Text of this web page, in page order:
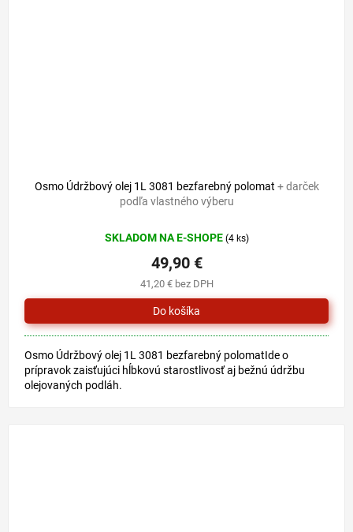
Osmo Údržbový olej 1L 3081 bezfarebný polomat + darček
podľa vlastného výberu
SKLADOM NA E-SHOPE (4 ks)
41,20 € bez DPH
49,90 €
Osmo Údržbový olej 1L 3081 bezfarebný polomatIde o
prípravok zaisťujúci hĺbkovú starostlivosť aj bežnú údržbu
olejovaných podláh.